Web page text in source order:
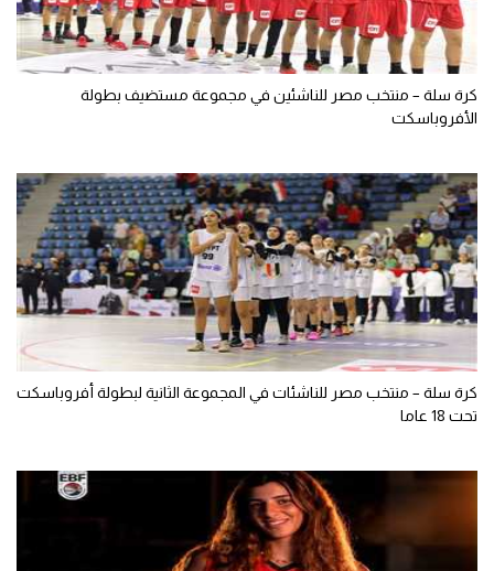
كرة سلة – منتخب مصر للناشئين في مجموعة مستضيف بطولة
الأفروباسكت
كرة سلة – منتخب مصر للناشئات في المجموعة الثانية لبطولة أفروباسكت
تحت 18 عاما